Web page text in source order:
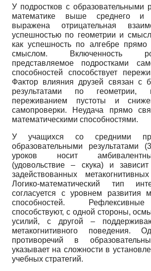
У подростков с образовательными
математике выше среднего и
выражена отрицательная
успешностью по геометрии и
как успешность по алгебре прямо
смыслом. Включенность
представляемое подростками
способностей способствует
Фактор влияния друзей связан с
результатами по
переживанием пустоты и
самопроверки. Неудача прямо
математическими способностями.
У учащихся со средними
образовательными результатами
уроков носит
(удовольствие – скука) и
задействованных
Логико-математический тип
согласуется с уровнем развития
способностей.
способствуют, с одной стороны,
усилий, с другой –
метакогнитивного поведения.
противоречий в
указывает на сложности в
учебных стратегий.